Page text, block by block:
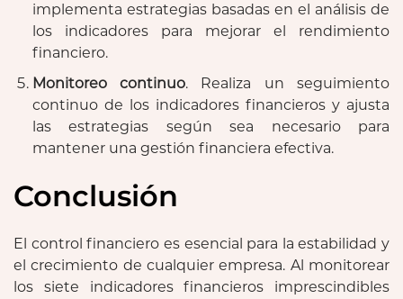
implementa estrategias basadas en el análisis de
los indicadores para mejorar el rendimiento
financiero.
Monitoreo continuo. Realiza un seguimiento
continuo de los indicadores financieros y ajusta
las estrategias según sea necesario para
mantener una gestión financiera efectiva.
Conclusión
El control financiero es esencial para la estabilidad y
el crecimiento de cualquier empresa. Al monitorear
los siete indicadores financieros imprescindibles